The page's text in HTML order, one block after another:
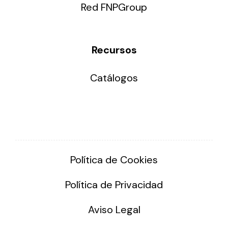
Red FNPGroup
Recursos
Catálogos
Política de Cookies
Política de Privacidad
Aviso Legal